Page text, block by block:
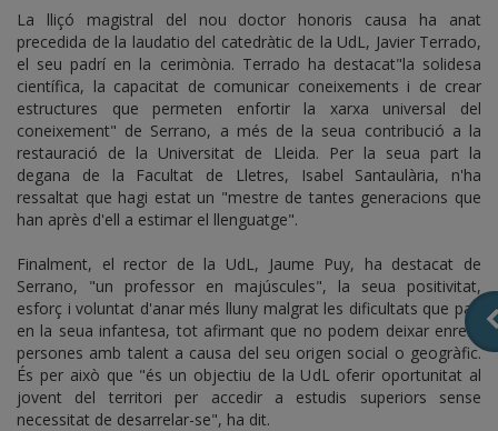
La lliçó magistral del nou doctor honoris causa ha anat
precedida de la laudatio del catedràtic de la UdL, Javier Terrado,
el seu padrí en la cerimònia. Terrado ha destacat"la solidesa
científica, la capacitat de comunicar coneixements i de crear
estructures que permeten enfortir la xarxa universal del
coneixement" de Serrano, a més de la seua contribució a la
restauració de la Universitat de Lleida. Per la seua part la
degana de la Facultat de Lletres, Isabel Santaulària, n'ha
ressaltat que hagi estat un "mestre de tantes generacions que
han après d'ell a estimar el llenguatge".
Finalment, el rector de la UdL, Jaume Puy, ha destacat de
Serrano, "un professor en majúscules", la seua positivitat,
esforç i voluntat d'anar més lluny malgrat les dificultats que patí
en la seua infantesa, tot afirmant que no podem deixar enrere
persones amb talent a causa del seu origen social o geogràfic.
És per això que "és un objectiu de la UdL oferir oportunitat al
jovent del territori per accedir a estudis superiors sense
necessitat de desarrelar-se", ha dit.